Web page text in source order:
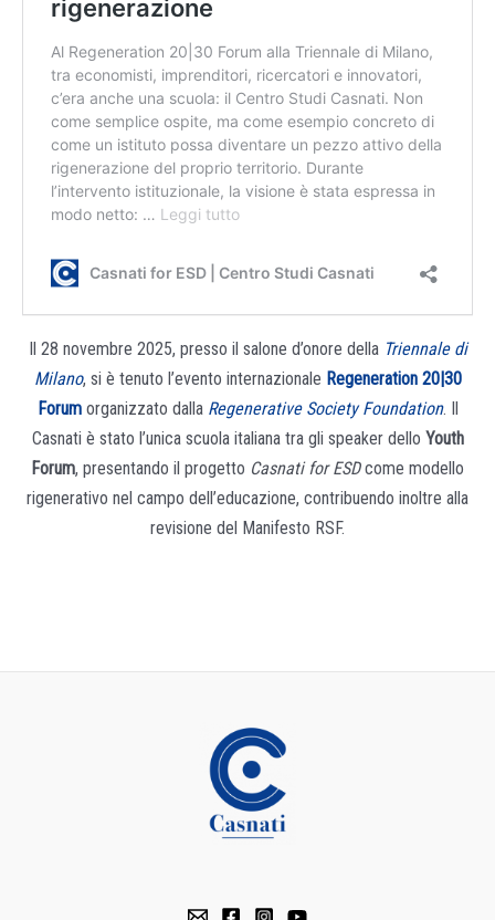
Il 28 novembre 2025, presso il salone d’onore della Triennale di
Milano, si è tenuto l’evento internazionale Regeneration 20|30
Forumorganizzato dalla Regenerative Society Foundation. Il
Casnati è stato l’unica scuola italiana tra gli speaker dello Youth
Forum, presentando il progetto Casnati for ESDcome modello
rigenerativo nel campo dell’educazione, contribuendo inoltre alla
revisione del Manifesto RSF.